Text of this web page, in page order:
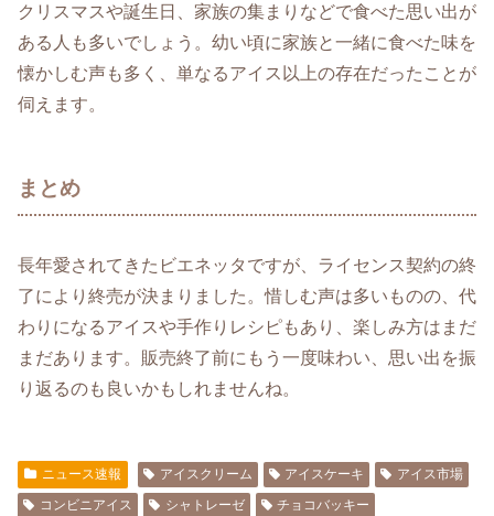
クリスマスや誕生日、家族の集まりなどで食べた思い出が
ある人も多いでしょう。幼い頃に家族と一緒に食べた味を
懐かしむ声も多く、単なるアイス以上の存在だったことが
伺えます。
まとめ
長年愛されてきたビエネッタですが、ライセンス契約の終
了により終売が決まりました。惜しむ声は多いものの、代
わりになるアイスや手作りレシピもあり、楽しみ方はまだ
まだあります。販売終了前にもう一度味わい、思い出を振
り返るのも良いかもしれませんね。
ニュース速報 アイスクリーム アイスケーキ
アイス市場
コンビニアイス
シャトレーゼ
チョコバッキー